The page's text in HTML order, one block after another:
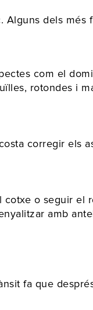
dels més
com el
rotondes i
corregir els
o seguir
amb
fa que